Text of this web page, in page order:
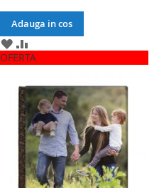
Adauga in cos
ADAUGA
LA
DE
DORINTE
PENTRU
COMPARA
OFERTA